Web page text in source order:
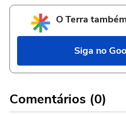
O Terra
Siga no
Comentários (0)